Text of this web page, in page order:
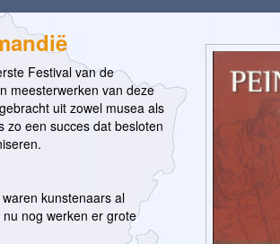
Festival van de
meesterwerken van deze
uit zowel musea als
zo een succes dat besloten
kunstenaars al
nog werken er grote